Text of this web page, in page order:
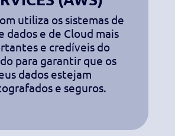
utiliza os sistemas de
dados e de Cloud mais
e credíveis do
para garantir que os
dados estejam
e seguros.